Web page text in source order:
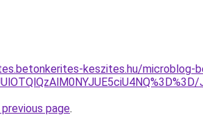
keszites.hu/microblog-
page.